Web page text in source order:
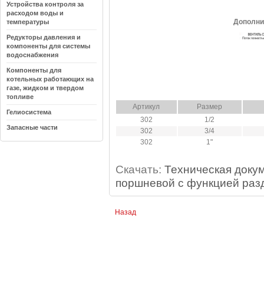
Артикул
302
302
302
Размер
1/2
3/4
1"
Скачать: Техническая
поршневой с функцией
Назад
Устройства контроля за
расходом воды и
температуры
Редукторы давления и
компоненты для системы
водоснабжения
Компоненты для
котельных работающих на
газе, жидком и твердом
топливе
Гелиосистема
Запасные части